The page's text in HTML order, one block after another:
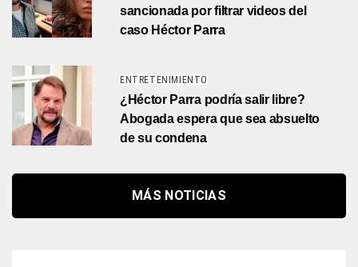
sancionada por filtrar videos del
caso Héctor Parra
ENTRETENIMIENTO
¿Héctor Parra podría salir libre?
Abogada espera que sea absuelto
de su condena
MÁS NOTICIAS